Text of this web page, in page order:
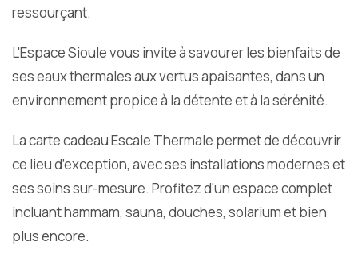
ressourçant.
L'Espace Sioule vous invite à savourer les bienfaits de
ses eaux thermales aux vertus apaisantes, dans un
environnement propice à la détente et à la sérénité.
La carte cadeau Escale Thermale permet de découvrir
ce lieu d’exception, avec ses installations modernes et
ses soins sur-mesure. Profitez d'un espace complet
incluant hammam, sauna, douches, solarium et bien
plus encore.